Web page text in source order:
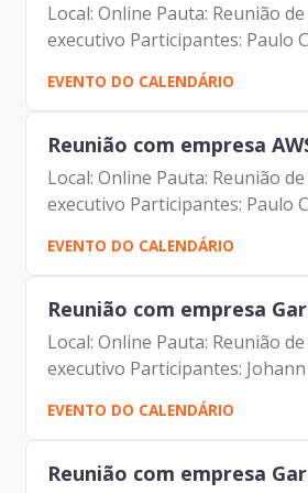
Local: Online Pauta: Reunião
executivo Participantes: Paulo
Eduardo Campos - AWS
Dantas – Prodam
EVENTO DO CALENDÁRIO
Reunião com empresa
Local: Online Pauta: Reunião
executivo Participantes: Paulo
Eduardo Campos - AWS
Dantas – Prodam
EVENTO DO CALENDÁRIO
Reunião com empresa
Local: Online Pauta: Reunião
executivo Participantes:
Dantas –Diretor-Presidente –
Pimentel – Diretor de Inovação
Organizacional -...
EVENTO DO CALENDÁRIO
Reunião com empresa